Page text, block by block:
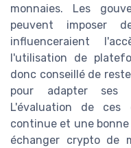
monnaies. Les
peuvent imposer
influenceraient
l'utilisation de
donc conseillé de
pour adapter ses
L'évaluation de ces
continue et une
échanger crypto de